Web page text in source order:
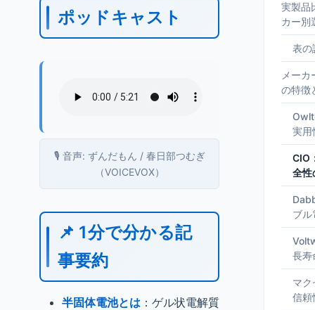
ポッドキャスト
🎙️ 音声: ずんだもん / 春日部つむぎ
（VOICEVOX）
📌 1分で分かる記
事要約
半固体電池とは ：ゲル状電解質
実製品
カー別
表の
メー
の特徴
実用
CIO
全性
ブル
長寿
マク
信頼